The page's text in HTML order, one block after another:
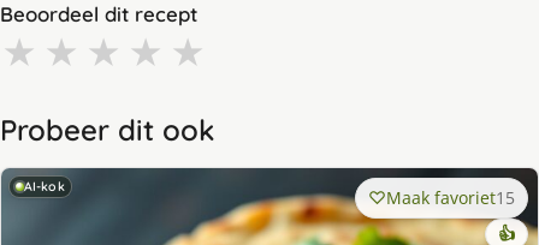
Beoordeel dit recept
★ ★ ★ ★ ★
Probeer dit ook
AI-kok Maak favoriet15
👍